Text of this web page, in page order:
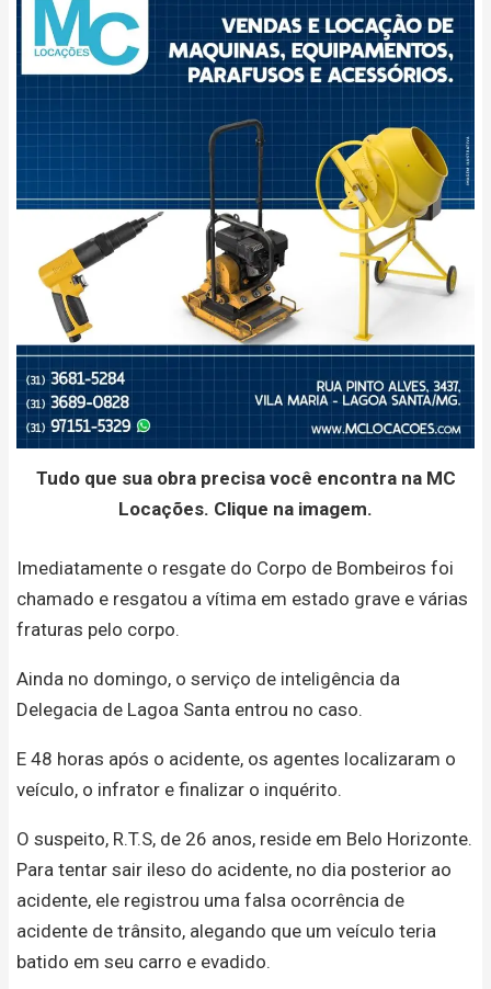
Tudo que sua obra precisa você encontra na MC
Locações. Clique na imagem.
Imediatamente o resgate do Corpo de Bombeiros foi
chamado e resgatou a vítima em estado grave e várias
fraturas pelo corpo.
Ainda no domingo, o serviço de inteligência da
Delegacia de Lagoa Santa entrou no caso.
E 48 horas após o acidente, os agentes localizaram o
veículo, o infrator e finalizar o inquérito.
O suspeito, R.T.S, de 26 anos, reside em Belo Horizonte.
Para tentar sair ileso do acidente, no dia posterior ao
acidente, ele registrou uma falsa ocorrência de
acidente de trânsito, alegando que um veículo teria
batido em seu carro e evadido.